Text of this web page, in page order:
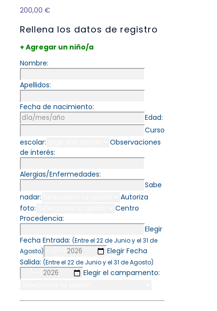
200,00 €
Rellena los datos de registro
+ Agregar un niño/a
Nombre:
Apellidos:
Fecha de nacimiento:
Edad:
Curso
escolar:
Observaciones
de interés:
Alergias/Enfermedades:
Sabe
nadar:
Autoriza
foto:
Centro
Procedencia:
Elegir
Fecha Entrada: (Entre el 22 de Junio y el 31 de
Agosto)
Elegir Fecha
Salida: (Entre el 22 de Junio y el 31 de Agosto)
Elegir el campamento: